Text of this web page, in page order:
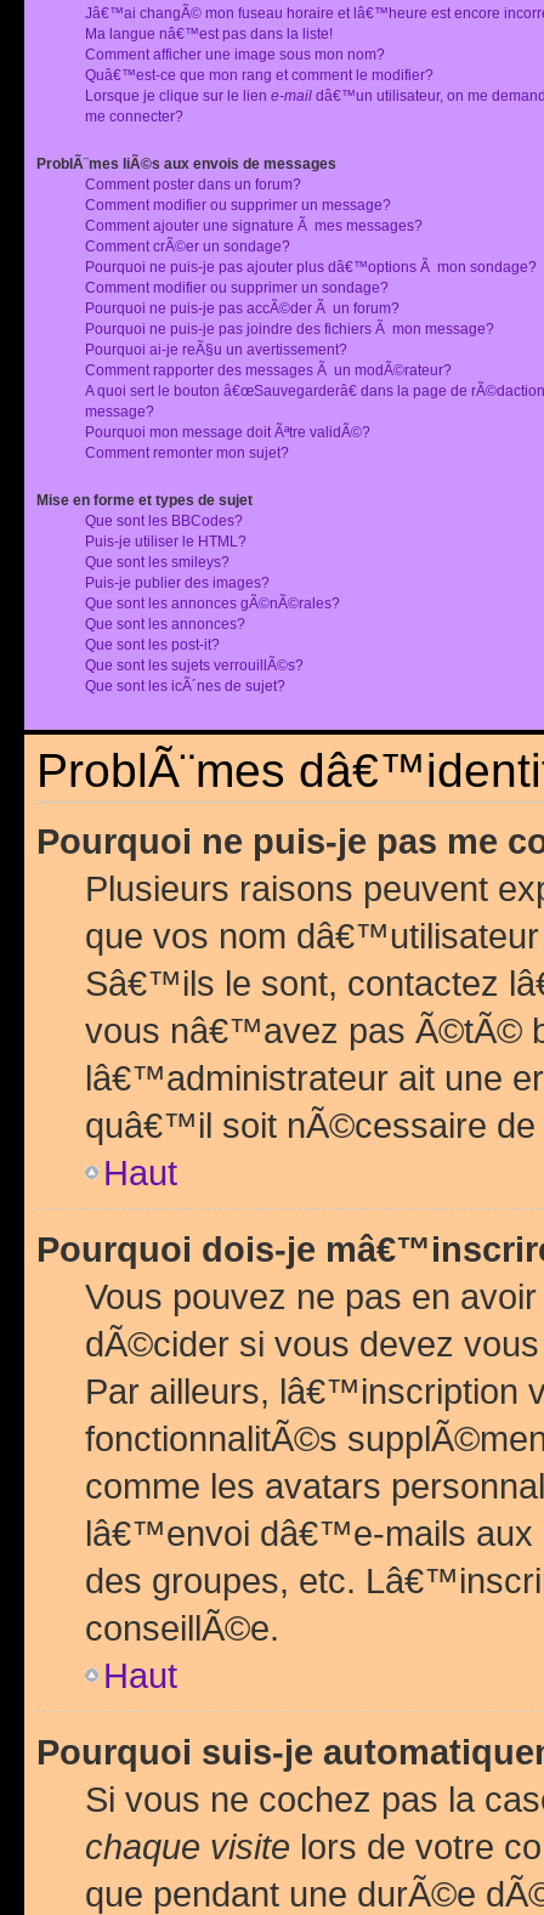
Jâ€™ai changÃ© mon fuseau horaire et lâ€™heure est encore
Ma langue nâ€™est pas dans la liste!
Comment afficher une image sous mon nom?
Quâ€™est-ce que mon rang et comment le modifier?
Lorsque je clique sur le lien e-mail dâ€™un utilisateur, on me
me connecter?
ProblÃ¨mes liÃ©s aux envois de messages
Comment poster dans un forum?
Comment modifier ou supprimer un message?
Comment ajouter une signature Ã mes messages?
Comment crÃ©er un sondage?
Pourquoi ne puis-je pas ajouter plus dâ€™options Ã mon sondage?
Comment modifier ou supprimer un sondage?
Pourquoi ne puis-je pas accÃ©der Ã un forum?
Pourquoi ne puis-je pas joindre des fichiers Ã mon message?
Pourquoi ai-je reÃ§u un avertissement?
Comment rapporter des messages Ã un modÃ©rateur?
A quoi sert le bouton â€œSauvegarderâ€ dans la page de
message?
Pourquoi mon message doit Ãªtre validÃ©?
Comment remonter mon sujet?
Mise en forme et types de sujet
Que sont les BBCodes?
Puis-je utiliser le HTML?
Que sont les smileys?
Puis-je publier des images?
Que sont les annonces gÃ©nÃ©rales?
Que sont les annonces?
Que sont les post-it?
Que sont les sujets verrouillÃ©s?
Que sont les icÃ´nes de sujet?
ProblÃ¨mes
Pourquoi ne puis-je pas me
Plusieurs raisons peuvent
que vos nom
Sâ€™ils le sont, contactez
vous nâ€™avez pas Ã©tÃ©
lâ€™administrateur ait une
quâ€™il soit nÃ©cessaire de
Haut
Pourquoi dois-je
Vous pouvez ne pas en
dÃ©cider si vous devez
Par ailleurs, lâ€™inscription
fonctionnalitÃ©s
comme les avatars
lâ€™envoi dâ€™e-mails
des groupes, etc.
conseillÃ©e.
Haut
Pourquoi suis-je
Si vous ne cochez pas la
chaque visite lors de votre
que pendant une durÃ©e